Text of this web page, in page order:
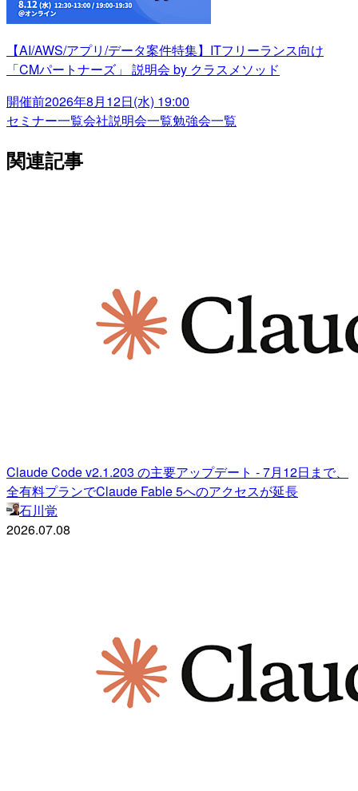
【AI/AWS/アプリ/データ案件特集】ITフリーランス向け
「CMパートナーズ」 説明会 by クラスメソッド
開催前2026年8月12日(水) 19:00
セミナー一覧会社説明会一覧勉強会一覧
関連記事
Claude Code v2.1.203 の主要アップデート - 7月12日まで、
全有料プランでClaude Fable 5へのアクセスが延長
石川覚
2026.07.08